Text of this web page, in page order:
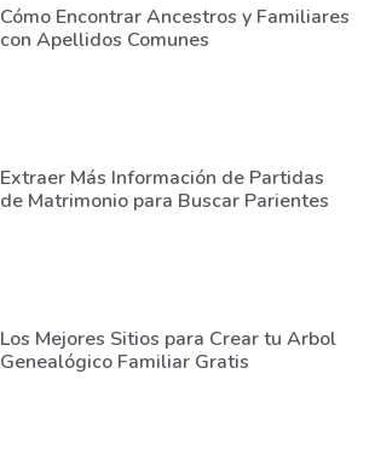
Cómo Encontrar Ancestros y Familiares
con Apellidos Comunes
Extraer Más Información de Partidas
de Matrimonio para Buscar Parientes
Los Mejores Sitios para Crear tu Arbol
Genealógico Familiar Gratis